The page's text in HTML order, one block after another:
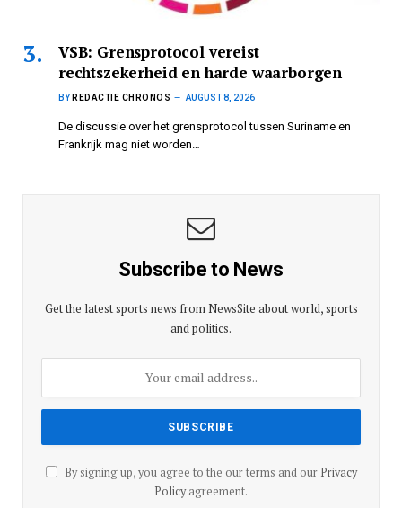
VSB: Grensprotocol vereist
rechtszekerheid en harde waarborgen
BY REDACTIE CHRONOS AUGUST 8, 2026
De discussie over het grensprotocol tussen Suriname en
Frankrijk mag niet worden…
Subscribe to News
Get the latest sports news from NewsSite about world, sports
and politics.
By signing up, you agree to the our terms and our Privacy
Policyagreement.